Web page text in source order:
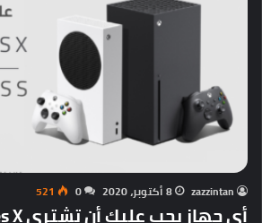
zazzintan 8 أكتوبر، 2020 0
521